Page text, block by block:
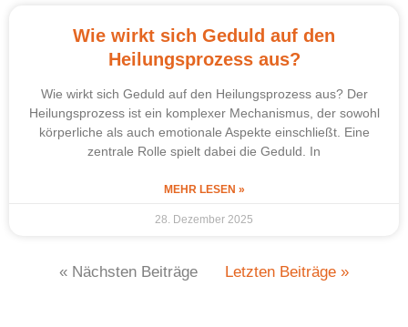
Wie wirkt sich Geduld auf den
Heilungsprozess aus?
Wie wirkt sich Geduld auf den Heilungsprozess aus? Der
Heilungsprozess ist ein komplexer Mechanismus, der sowohl
körperliche als auch emotionale Aspekte einschließt. Eine
zentrale Rolle spielt dabei die Geduld. In
MEHR LESEN »
28. Dezember 2025
« Nächsten Beiträge Letzten Beiträge »